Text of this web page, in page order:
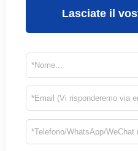
Lasciate il